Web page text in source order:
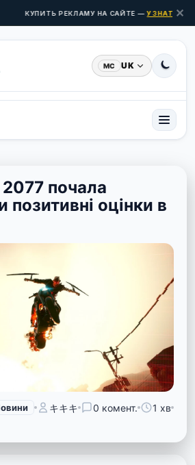
КУПИТЬ РЕКЛАМУ НА САЙТЕ —УЗНАТЬ ✕
MC UK
почала
позитивні оцінки в
キキキ 0 комент.
1 хв